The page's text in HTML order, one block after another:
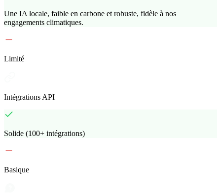
Une IA locale, faible en carbone et robuste, fidèle à nos
engagements climatiques.
Limité
Intégrations API
Solide (100+ intégrations)
Basique